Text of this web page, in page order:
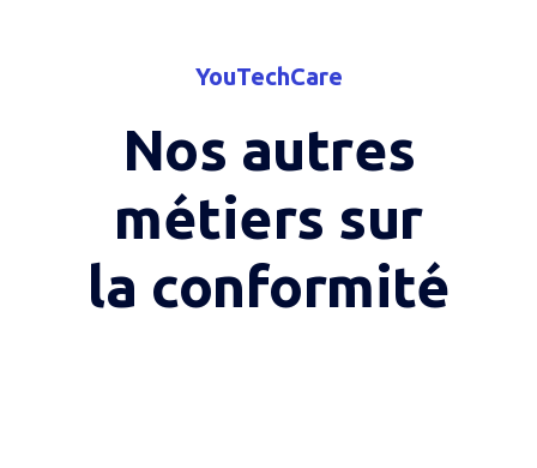
YouTechCare
Nos autres
métiers sur
la conformité